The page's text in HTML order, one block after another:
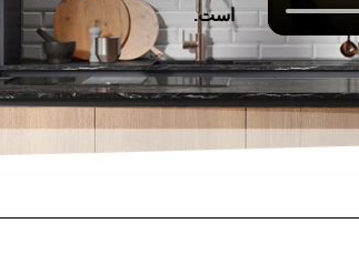
است.